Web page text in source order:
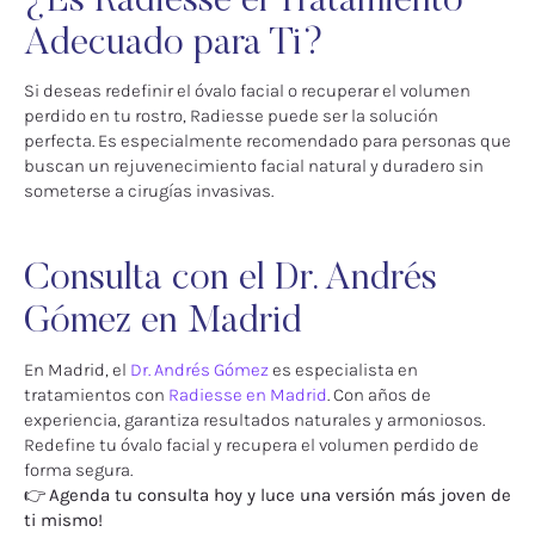
Adecuado para Ti?
Si deseas redefinir el óvalo facial o recuperar el volumen
perdido en tu rostro, Radiesse puede ser la solución
perfecta. Es especialmente recomendado para personas que
buscan un rejuvenecimiento facial natural y duradero sin
someterse a cirugías invasivas.
Consulta con el Dr. Andrés
Gómez en Madrid
En Madrid, el Dr. Andrés Gómezes especialista en
tratamientos con Radiesse en Madrid . Con años de
experiencia, garantiza resultados naturales y armoniosos.
Redefine tu óvalo facial y recupera el volumen perdido de
forma segura.
👉 Agenda tu consulta hoy y luce una versión más joven de
ti mismo!